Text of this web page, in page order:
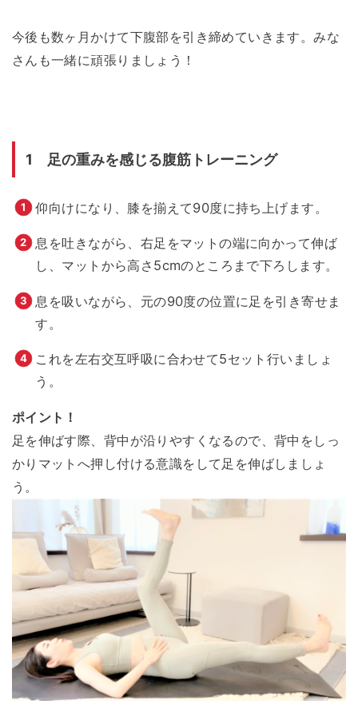
今後も数ヶ月かけて下腹部を引き締めていきます。みな
さんも一緒に頑張りましょう！
1 足の重みを感じる腹筋トレーニング
仰向けになり、膝を揃えて90度に持ち上げます。
息を吐きながら、右足をマットの端に向かって伸ば
し、マットから高さ5cmのところまで下ろします。
息を吸いながら、元の90度の位置に足を引き寄せま
す。
これを左右交互呼吸に合わせて5セット行いましょ
う。
ポイント！
足を伸ばす際、背中が沿りやすくなるので、背中をしっ
かりマットへ押し付ける意識をして足を伸ばしましょ
う。